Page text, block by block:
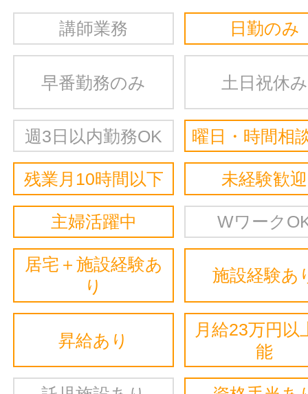
講師業務 日勤のみ
早番勤務のみ 土日祝休み
週3日以内勤務OK 曜日・時間相
残業月10時間以下 未経験歓迎
主婦活躍中 Wワーク
居宅＋施設経験あ
り
施設経験あ
昇給あり
月給23万円以
能